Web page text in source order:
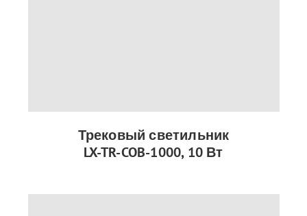
Трековый светильник
LX-TR-COB-1000, 10 Вт